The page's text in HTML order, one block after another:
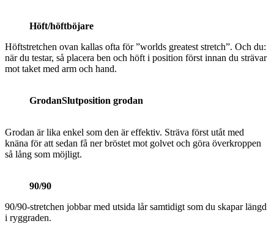
Höft/höftböjare
Höftstretchen ovan kallas ofta för ”worlds greatest stretch”. Och du:
när du testar, så placera ben och höft i position först innan du strävar
mot taket med arm och hand.
GrodanSlutposition grodan
Grodan är lika enkel som den är effektiv. Sträva först utåt med
knäna för att sedan få ner bröstet mot golvet och göra överkroppen
så lång som möjligt.
90/90
90/90-stretchen jobbar med utsida lår samtidigt som du skapar längd
i ryggraden.